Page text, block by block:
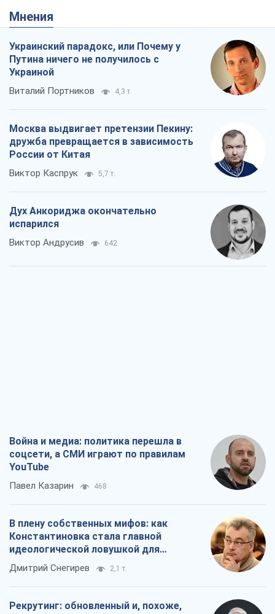
Мнения
Украинский парадокс, или Почему у
Путина ничего не получилось с
Украиной
Виталий Портников 4,3 т.
Москва выдвигает претензии Пекину:
дружба превращается в зависимость
России от Китая
Виктор Каспрук 5,7 т.
Дух Анкориджа окончательно
испарился
Виктор Андрусив 642
Война и медиа: политика перешла в
соцсети, а СМИ играют по правилам
YouTube
Павел Казарин 468
В плену собственных мифов: как
Константиновка стала главной
идеологической ловушкой для
российских оккупантов
Дмитрий Снегирев 2,1 т.
Рекрутинг: обновленный и, похоже,